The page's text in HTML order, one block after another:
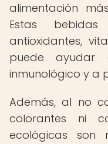
alimentación
Estas
antioxidantes,
puede ayudar
inmunológico y a
Además, al no
colorantes ni
ecológicas